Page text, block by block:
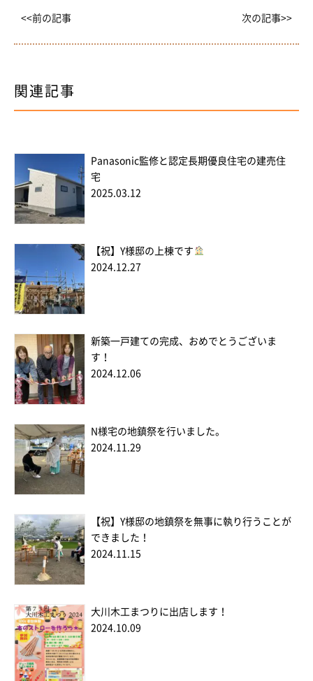
<<前の記事 次の記事>>
関連記事
Panasonic監修と認定長期優良住宅の建売住
宅
2025.03.12
【祝】Y様邸の上棟です
2024.12.27
新築一戸建ての完成、おめでとうございま
す！
2024.12.06
N様宅の地鎮祭を行いました。
2024.11.29
【祝】Y様邸の地鎮祭を無事に執り行うことが
できました！
2024.11.15
大川木工まつりに出店します！
2024.10.09